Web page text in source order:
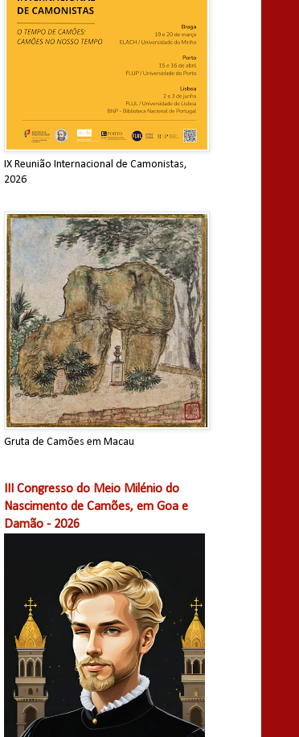
IX Reunião Internacional de Camonistas,
2026
Gruta de Camões em Macau
III Congresso do Meio Milénio do
Nascimento de Camões, em Goa e
Damão - 2026